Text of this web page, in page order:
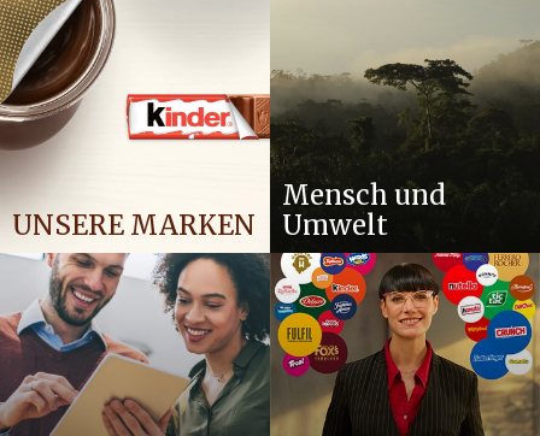
UNSERE MARKEN
Mensch und
Umwelt